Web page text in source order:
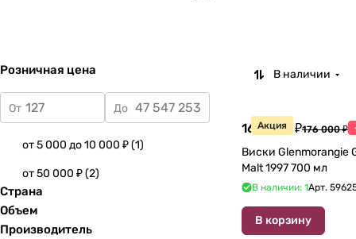
Розничная цена
От До
от 5 000 до 10 000 ₽(1)
от 50 000 ₽(2)
Страна
Объем
Производитель
В наличии
Акция
163 680 ₽176 000 ₽
Виски Glenmorangie
Malt 1997 700 мл
В наличии: 1Арт.
В корзину